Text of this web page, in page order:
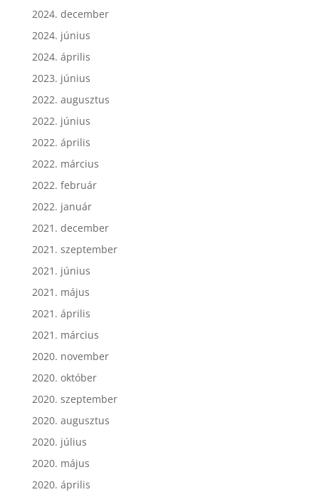
2024. december
2024. június
2024. április
2023. június
2022. augusztus
2022. június
2022. április
2022. március
2022. február
2022. január
2021. december
2021. szeptember
2021. június
2021. május
2021. április
2021. március
2020. november
2020. október
2020. szeptember
2020. augusztus
2020. július
2020. május
2020. április